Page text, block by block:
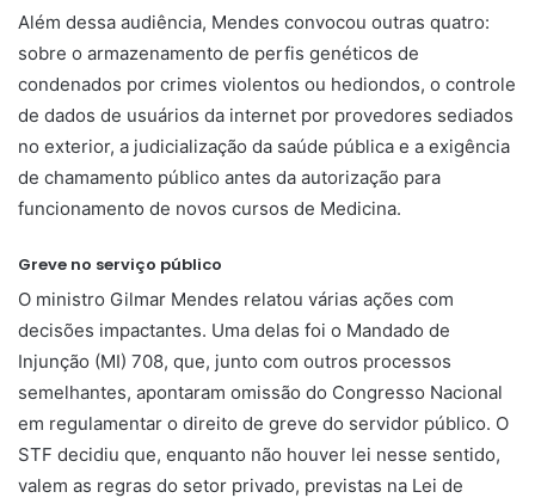
Além dessa audiência, Mendes convocou outras quatro:
sobre o armazenamento de perfis genéticos de
condenados por crimes violentos ou hediondos, o controle
de dados de usuários da internet por provedores sediados
no exterior, a judicialização da saúde pública e a exigência
de chamamento público antes da autorização para
funcionamento de novos cursos de Medicina.
Greve no serviço público
O ministro Gilmar Mendes relatou várias ações com
decisões impactantes. Uma delas foi o Mandado de
Injunção (MI) 708, que, junto com outros processos
semelhantes, apontaram omissão do Congresso Nacional
em regulamentar o direito de greve do servidor público. O
STF decidiu que, enquanto não houver lei nesse sentido,
valem as regras do setor privado, previstas na Lei de